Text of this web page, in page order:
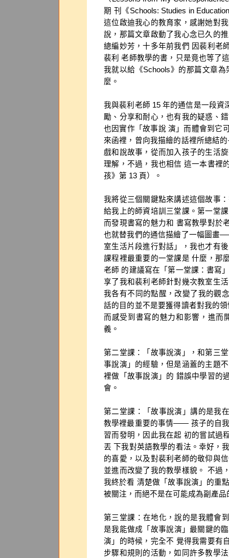
期 刊《Schools: Studies in
這位啟迪我心的教育家，感謝她對
說，那篇文章啟動了我心念已久的
總編妙芳，十多年前我們 因裴利老
裴利 老師教學的書，只是竟也等了
我就以給《Schools》的那篇文章
麼。
我與裴利老師 15 年的通信是一段資
勵、分享和耐心，也有我的疑惑、
也因實作「故事說 演」而體會到它
來函裡，曾向我描繪的話裡所總結
戲和說故事，從而加入孩子的生活
理解，不過，我也相信 這一本書裡
孩》第 13 頁）。
我將從三個關鍵點來講述這個故事
給我上的師資培訓三堂課。第一堂
而發現書寫的魅力和 書寫教學對於
也就替我們的通信描繪了一幅圖畫
室生活片段進行對話」，我也才有
課程裡最重要的一堂課是 什麼，那
老師 的建議寫在「第一堂課：書寫
享了我和裴利老師針對幾次教室生
我各有不同的點醒，改變了我的觀
話的目的並不是要獲得讀者對我的
而感受到書寫的魅力和影響，進而
義。
第二堂課：「故事說演」，和第三
事說演」的經驗，但是涵蓋的主題
裡做「故事說演」的 錯誤中學習的
會。
第二堂課：「故事說演」講的是我
教學裡最重要的事情—— 孩子的自
習而發明，因此我在起 初的嘗試過
丟 下我對英語教學的看法。幸好，
的喜愛，以及對裴利老師的敬仰與
並進而改變了我的教學樣貌。 不過
我終於看 清楚做「故事說演」的重
被關注，而絕不是在可能成為副產品
第三堂課：在地化，說的是我體會
是我能做成「故事說演」最關鍵的
演」的時候，完全不 覺得我需要有
步驟和規則的活動，如同許多教學